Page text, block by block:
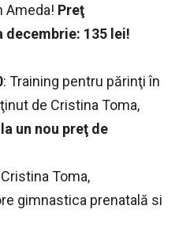
Ameda! Preţ
135 lei!
: Training pentru părinţi în
de Cristina Toma,
la un nou preţ de
Cristina Toma,
gimnastica prenatală si